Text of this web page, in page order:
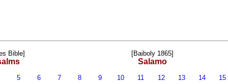
Bible] [Baiboly 1865]
Salamo
5 6 7 8 9 10 11 12 13 14 15